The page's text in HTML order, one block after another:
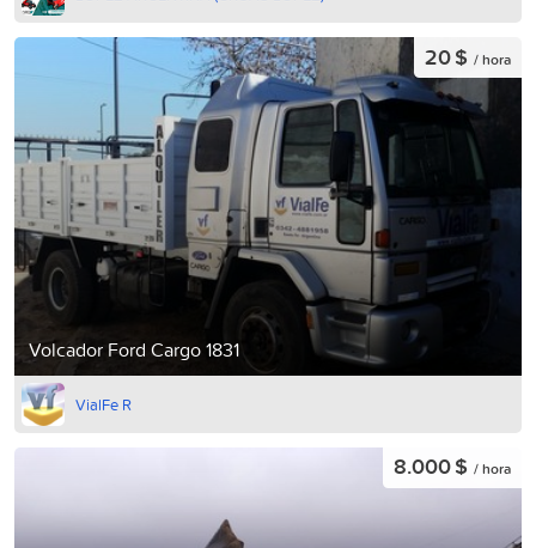
Volcador Ford Cargo 1831
20 $ / hora
VialFe R
8.000 $ / hora